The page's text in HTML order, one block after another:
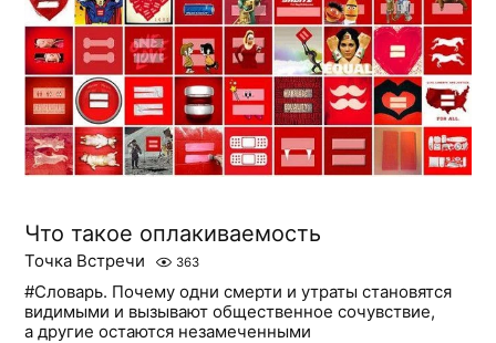
Что такое оплакиваемость
Точка Встречи 363
#Словарь. Почему одни смерти и утраты становятся
видимыми и вызывают общественное сочувствие,
а другие остаются незамеченными